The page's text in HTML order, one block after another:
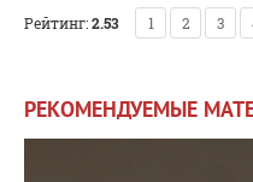
Рейтинг:2.53 1 2 3
РЕКОМЕНДУЕМЫЕ